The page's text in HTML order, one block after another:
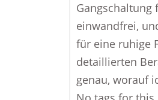
einwandfrei,
für eine ruhige
detaillierten
genau, worauf